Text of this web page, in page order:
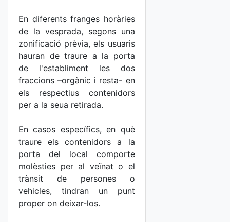
En diferents franges horàries
de la vesprada, segons una
zonificació prèvia, els usuaris
hauran de traure a la porta
de l'establiment les dos
fraccions –orgànic i resta- en
els respectius contenidors
per a la seua retirada.
En casos específics, en què
traure els contenidors a la
porta del local comporte
molèsties per al veïnat o el
trànsit de persones o
vehicles, tindran un punt
proper on deixar-los.